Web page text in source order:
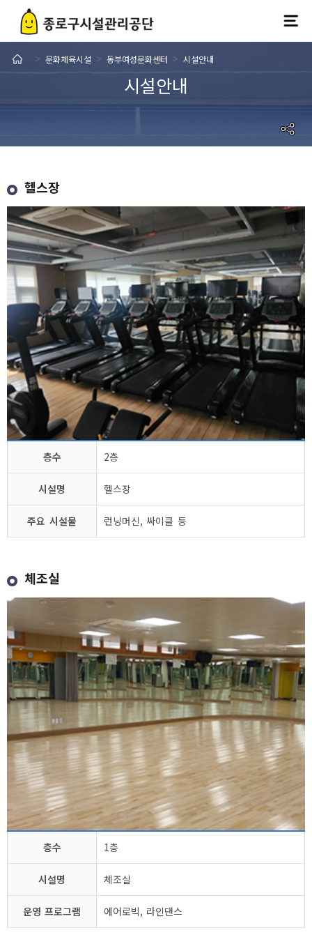
시설안내
> 문화체육시설 > 동부여성문화센터 > 시설안내
헬스장
층수 2층
시설명 헬스장
주요 시설물 런닝머신, 싸이클 등
체조실
층수 1층
시설명 체조실
운영 프로그램 에어로빅, 라인댄스